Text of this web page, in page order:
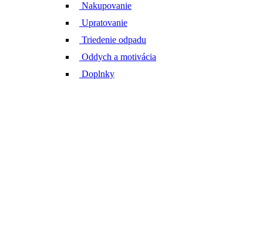
Nakupovanie
Upratovanie
Triedenie odpadu
Oddych a motivácia
Doplnky